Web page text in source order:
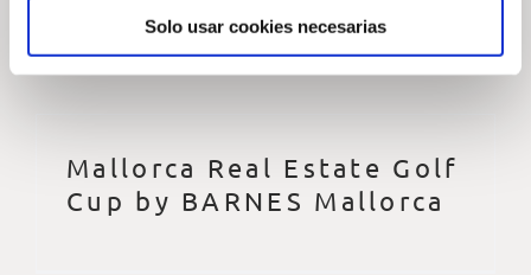
Solo usar cookies necesarias
Mallorca Real Estate Golf
Cup by BARNES Mallorca